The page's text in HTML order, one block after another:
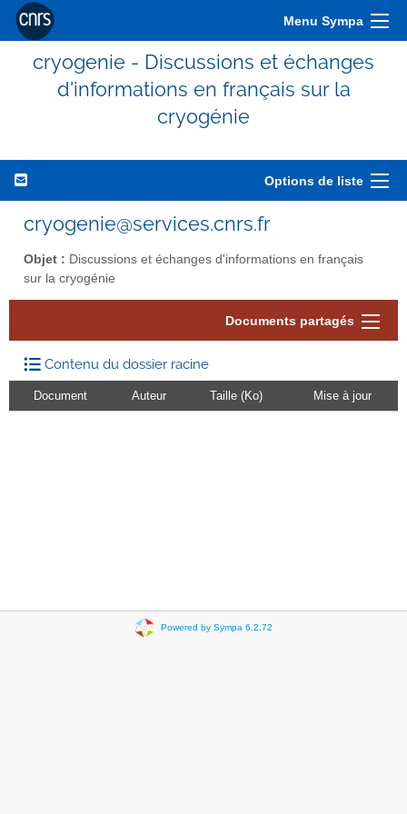
Menu Sympa
cryogenie - Discussions et échanges
d'informations en français sur la
cryogénie
Options de liste
cryogenie@services.cnrs.fr
Objet : Discussions et échanges d'informations en français
sur la cryogénie
Documents partagés
Contenu du dossier racine
Document Auteur Taille (Ko) Mise à jour
Powered by Sympa 6.2.72